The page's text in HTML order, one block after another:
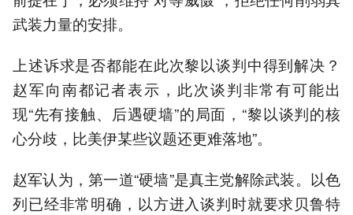
武装力量的安排。
上述诉求是否都能在此次黎以谈判中得到解决？
赵军向南都记者表示，此次谈判非常有可能出
现“先有接触、后遇硬墙”的局面，“黎以谈判的核
心分歧，比美伊某些议题还更难落地”。
赵军认为，第一道“硬墙”是真主党解除武装。以色
列已经非常明确，以方进入谈判时就要求贝鲁特